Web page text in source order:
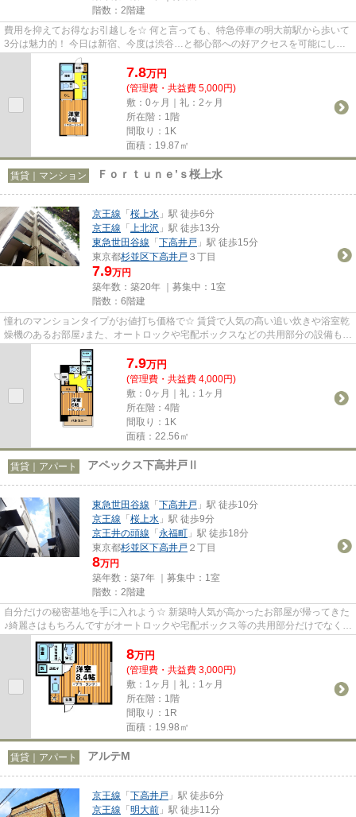
階数：2階建
費用を抑えてお得なお引越しを☆ 何と言っても、特急停車の明大前駅から歩いて
3分は魅力的！ 今日は新宿、今度は渋谷…と都心部への好アクセスを可能にしま
す！ 通勤時間が短くなれば、...
7.8万円
(管理費・共益費 5,000円)
敷：0ヶ月｜礼：2ヶ月
所在階：1階
間取り：1K
面積：19.87㎡
賃貸｜マンション Ｆｏｒｔｕｎｅ’ｓ桜上水
京王線 「桜上水 」駅 徒歩6分
京王線 「 上北沢 」駅 徒歩13分
東急世田谷線 「下高井戸 」駅 徒歩15分
東京都杉並区下高井戸 ３丁目
7.9万円
築年数：築20年 ｜募集中： 1室
階数：6階建
憧れのマンションタイプがお値打ち価格で☆ 賃貸で人気の髙い追い炊きや浴室乾
燥機のあるお部屋♪また、オートロックや宅配ボックスなどの共用部分の設備もバ
ッチリ☆整ったお部屋と共に...
7.9万円
(管理費・共益費 4,000円)
敷：0ヶ月｜礼：1ヶ月
所在階：4階
間取り：1K
面積：22.56㎡
賃貸｜アパート アペックス下高井戸Ⅱ
東急世田谷線 「下高井戸 」駅 徒歩10分
京王線 「桜上水 」駅 徒歩9分
京王井の頭線 「永福町 」駅 徒歩18分
東京都杉並区下高井戸 ２丁目
8万円
築年数：築7年 ｜募集中： 1室
階数：2階建
自分だけの秘密基地を手に入れよう☆ 新築時人気が高かったお部屋が帰ってきた
♪綺麗さはもちろんですがオートロックや宅配ボックス等の共用部分だけでなく、
浴室乾燥機や温水洗浄便座の...
8万円
(管理費・共益費 3,000円)
敷：1ヶ月｜礼：1ヶ月
所在階：1階
間取り：1R
面積：19.98㎡
賃貸｜アパート アルテM
京王線 「下高井戸 」駅 徒歩6分
京王線 「明大前 」駅 徒歩11分